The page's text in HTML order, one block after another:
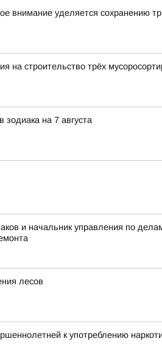
внимание уделяется сохранению
на строительство трёх
на 7 августа
и начальник управления по
лесов
к употреблению